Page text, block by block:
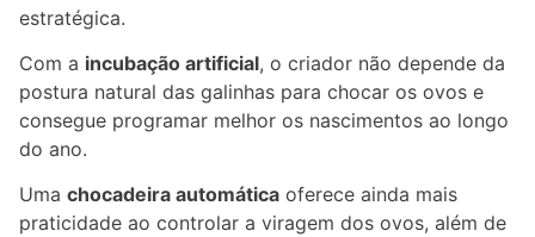
estratégica.
Com a incubação artificial, o criador não depende da
postura natural das galinhas para chocar os ovos e
consegue programar melhor os nascimentos ao longo
do ano.
Uma chocadeira automática oferece ainda mais
praticidade ao controlar a viragem dos ovos, além de